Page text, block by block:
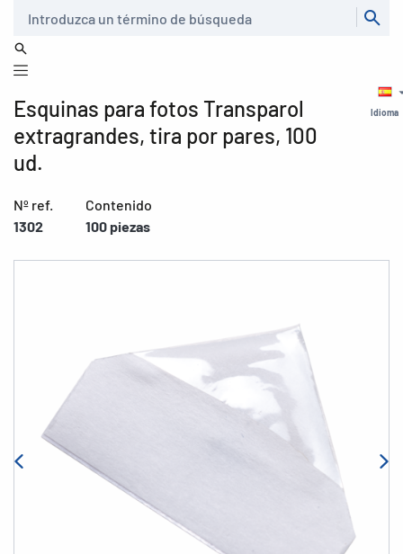
Idioma
Esquinas para fotos Transparol
extragrandes, tira por pares, 100
ud.
Nº ref.
1302
Contenido
100 piezas